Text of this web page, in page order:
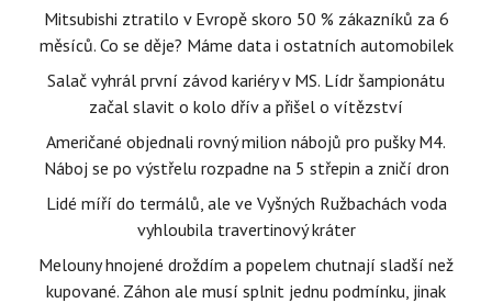
Mitsubishi ztratilo v Evropě skoro 50 % zákazníků za 6
měsíců. Co se děje? Máme data i ostatních automobilek
Salač vyhrál první závod kariéry v MS. Lídr šampionátu
začal slavit o kolo dřív a přišel o vítězství
Američané objednali rovný milion nábojů pro pušky M4.
Náboj se po výstřelu rozpadne na 5 střepin a zničí dron
Lidé míří do termálů, ale ve Vyšných Ružbachách voda
vyhloubila travertinový kráter
Melouny hnojené droždím a popelem chutnají sladší než
kupované. Záhon ale musí splnit jednu podmínku, jinak